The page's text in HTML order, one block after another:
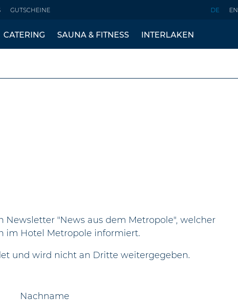
GUTSCHEINE DE EN
CATERING SAUNA & FITNESS INTERLAKEN
"News aus dem Metropole", welcher
im Hotel Metropole informiert.
und wird nicht an Dritte weitergegeben.
Nachname